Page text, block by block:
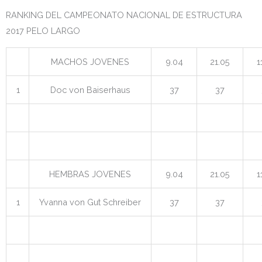
RANKING DEL CAMPEONATO NACIONAL DE ESTRUCTURA
2017 PELO LARGO
MACHOS JOVENES 9.04 21.05
1 Doc von Baiserhaus 37 37
HEMBRAS JOVENES 9.04 21.05
1 Yvanna von Gut Schreiber 37 37